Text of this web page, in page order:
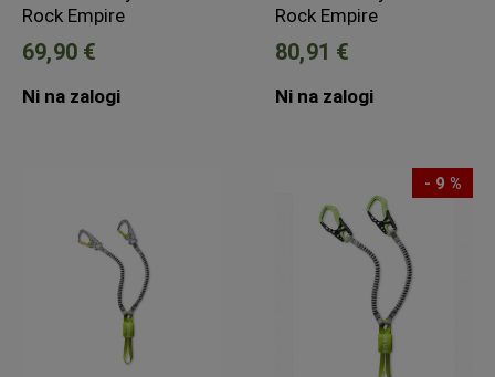
Rock Empire
69,90 €
Ni na zalogi
Rock Empire
80,91 €
Ni na zalogi
- 9 %